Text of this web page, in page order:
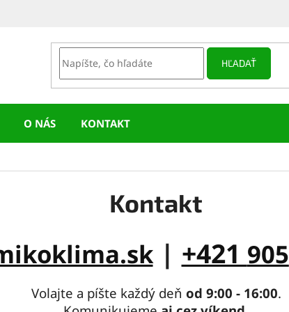
HĽADAŤ
O NÁS KONTAKT
Kontakt
| +421 905
Volajte a píšte každý deň od 9:00 - 16:00.